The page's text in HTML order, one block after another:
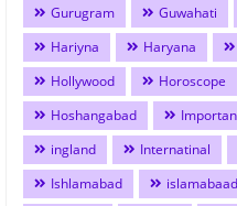
Gurugram
Guwahati
Hariyna
Haryana
Hollywood
Horoscope
Hoshangabad
ingland
Internatinal
Ishlamabad
islamabaad